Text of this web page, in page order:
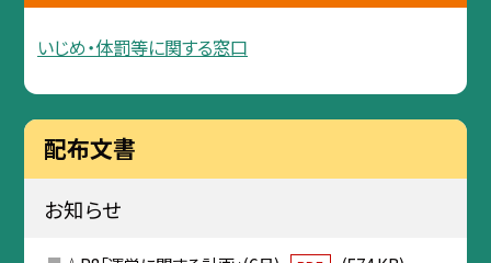
いじめ・体罰等に関する窓口
配布文書
お知らせ